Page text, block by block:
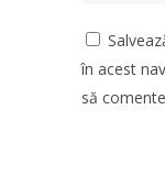
în acest
să